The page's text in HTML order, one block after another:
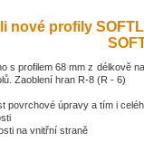
nové profily
s profilem 68 mm z délkově
Zaoblení hran R-8 (R - 6)
povrchové úpravy a tím i
na vnitřní straně